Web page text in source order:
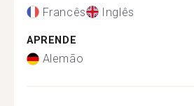
Francês Inglês
APRENDE
Alemão